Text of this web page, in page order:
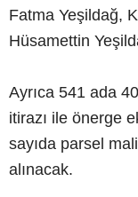
Fatma Yeşildağ,
Hüsamettin
Ayrıca 541 ada
itirazı ile önerge
sayıda parsel
alınacak.